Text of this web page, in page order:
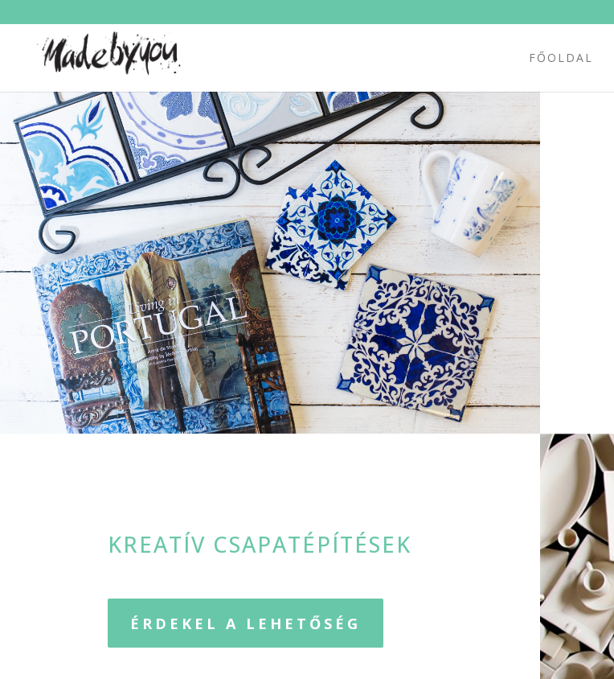
FŐOLDAL
KREATÍV CSAPATÉPÍTÉSEK
ÉRDEKEL A LEHETŐSÉG